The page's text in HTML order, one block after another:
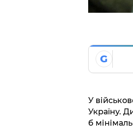
G
У
Україну.
б